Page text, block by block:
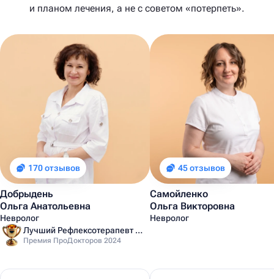
и планом лечения, а не с советом «потерпеть».
170 отзывов
Добрыдень
Ольга Анатольевна
Невролог
Лучший Рефлексотерапевт Санкт-Петербурга
Премия ПроДокторов 2024
45 отзывов
Самойленко
Ольга Викторовна
Невролог